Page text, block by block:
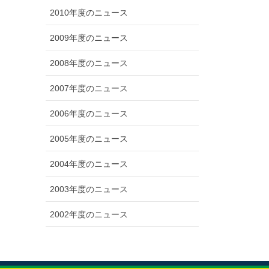
2010年度のニュース
2009年度のニュース
2008年度のニュース
2007年度のニュース
2006年度のニュース
2005年度のニュース
2004年度のニュース
2003年度のニュース
2002年度のニュース